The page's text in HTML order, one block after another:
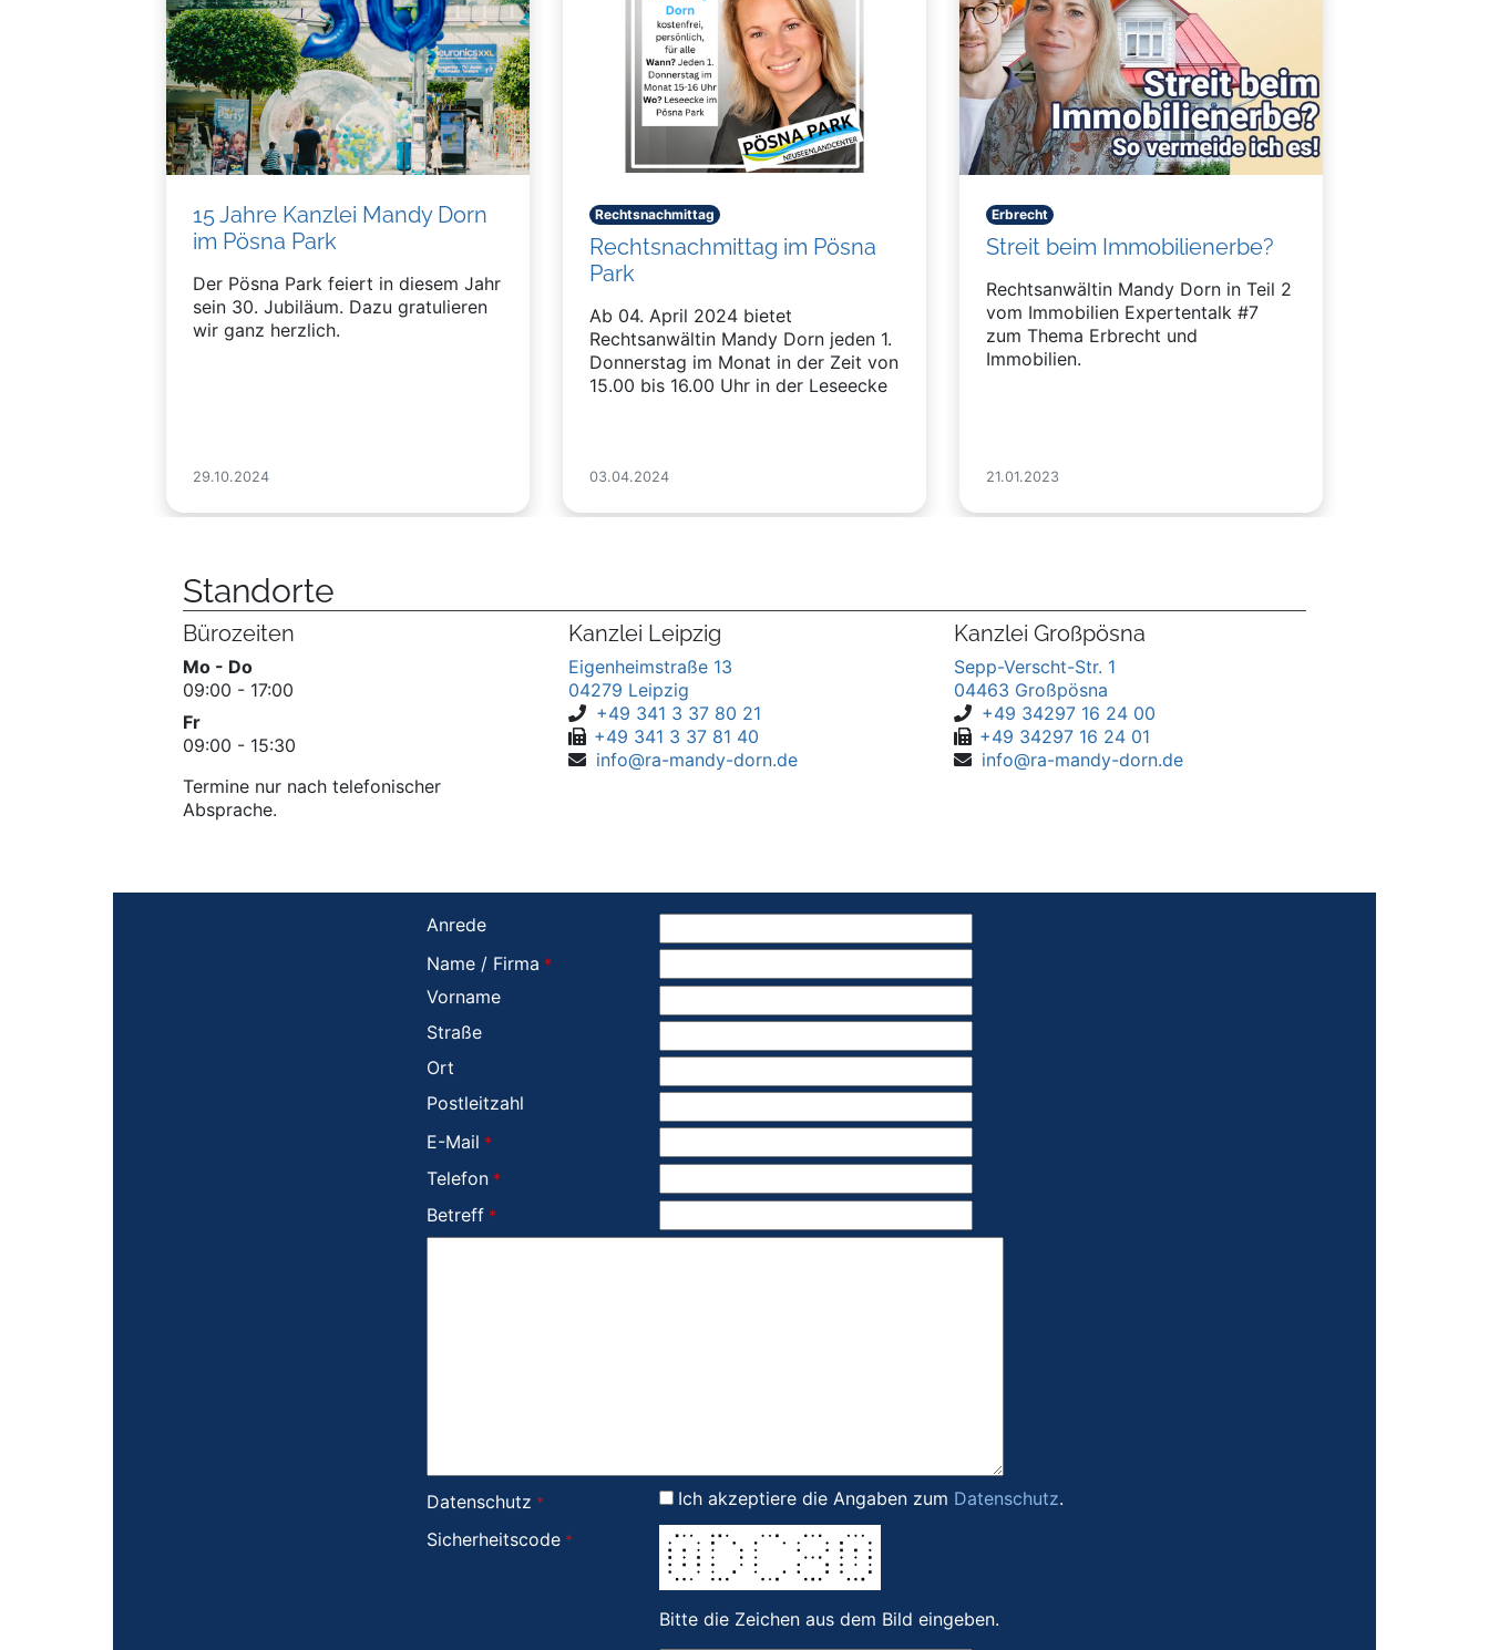
15 Jahre Kanzlei Mandy Dorn
im Pösna Park
Der Pösna Park feiert in diesem Jahr
sein 30. Jubiläum. Dazu gratulieren
wir ganz herzlich.
29.10.2024
Rechtsnachmittag
Rechtsnachmittag im Pösna
Park
Ab 04. April 2024 bietet
Rechtsanwältin Mandy Dorn jeden 1.
Donnerstag im Monat in der Zeit von
15.00 bis 16.00 Uhr in der Leseecke
03.04.2024
Erbrecht
Streit beim Immobilienerbe?
Rechtsanwältin Mandy Dorn in Teil 2
vom Immobilien Expertentalk #7
zum Thema Erbrecht und
Immobilien.
21.01.2023
Standorte
Bürozeiten
Mo - Do
09:00 - 17:00
Fr
09:00 - 15:30
Termine nur nach telefonischer
Absprache.
Kanzlei Leipzig
Eigenheimstraße 13
04279 Leipzig
+49 341 3 37 80 21
+49 341 3 37 81 40
info@ra-mandy-dorn.de
Kanzlei Großpösna
Sepp-Verscht-Str. 1
04463 Großpösna
+49 34297 16 24 00
+49 34297 16 24 01
info@ra-mandy-dorn.de
Anrede
Name / Firma
Vorname
Straße
Ort
Postleitzahl
E-Mail
Telefon
Betreff
Datenschutz Ich akzeptiere die Angaben zum Datenschutz.
Sicherheitscode
Bitte die Zeichen aus dem Bild eingeben.